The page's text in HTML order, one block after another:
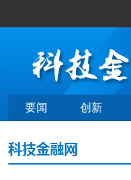
要闻 创新